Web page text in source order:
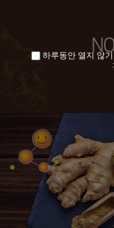
하루동안 열지 않기